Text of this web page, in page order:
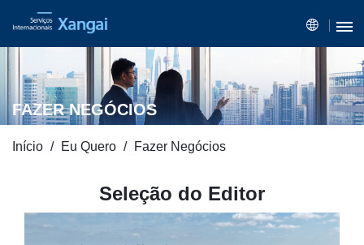
FAZER NEGÓCIOS
Início Eu Quero Fazer Negócios
Seleção do Editor